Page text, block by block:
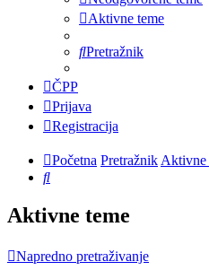
Aktivne teme
Pretražnik
ČPP
Prijava
Registracija
Početna PretražnikAktivne
Pretražnik
Aktivne teme
Napredno pretraživanje